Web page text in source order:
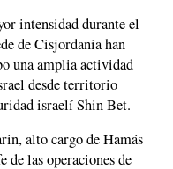
intensidad durante el
de Cisjordania han
una amplia actividad
desde territorio
israelí Shin Bet.
alto cargo de Hamás
de las operaciones de